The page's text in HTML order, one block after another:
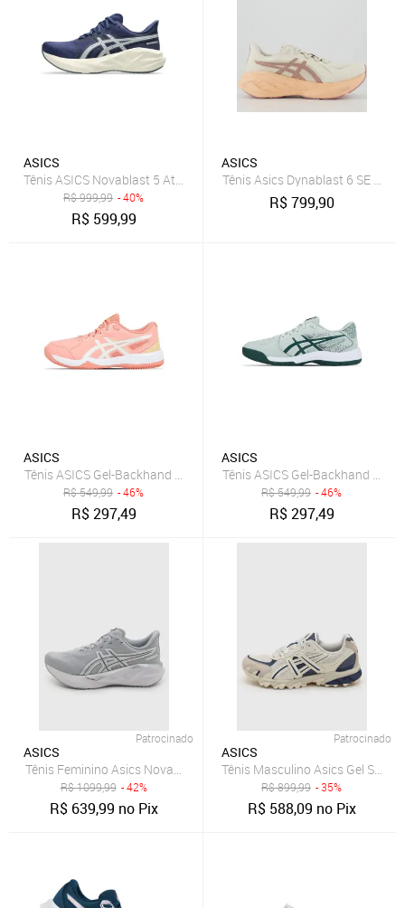
ASICS
Tênis ASICS Novablast 5 Atc - Feminino - Azul/Cinza
R$999,99 - 40%
R$ 599,99
ASICS
Tênis Asics Dynablast 6 SE
R$799,90
ASICS
Tênis ASICS Gel-Backhand 2 Saibro - Feminino - Rosa/Branco
R$549,99 - 46%
R$297,49
ASICS
Tênis ASICS Gel-Backhand 2 -
R$549,99 - 46%
R$297,49
Patrocinado
ASICS
Tênis Feminino Asics Novablast 5 Atc Cinza
R$1099,99 - 42%
R$ 639,99 no Pix
Patrocinado
ASICS
Tênis Masculino Asics Gel
R$899,99 - 35%
R$ 588,09 no Pix